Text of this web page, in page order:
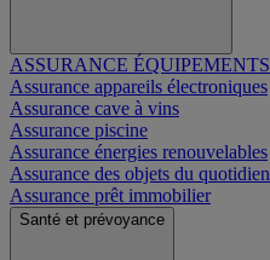
ASSURANCE ÉQUIPEMENTS
Assurance appareils électroniques
Assurance cave à vins
Assurance piscine
Assurance énergies renouvelables
Assurance des objets du quotidien
Assurance prêt immobilier
Santé et prévoyance